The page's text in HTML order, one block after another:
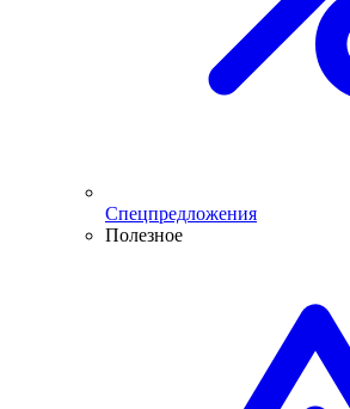
Спецпредложения
Полезное